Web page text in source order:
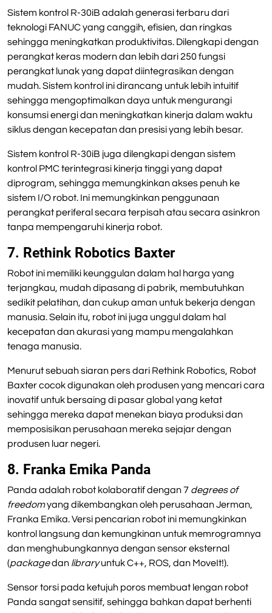
Sistem kontrol R-30iB adalah generasi terbaru dari
teknologi FANUC yang canggih, efisien, dan ringkas
sehingga meningkatkan produktivitas. Dilengkapi dengan
perangkat keras modern dan lebih dari 250 fungsi
perangkat lunak yang dapat diintegrasikan dengan
mudah. Sistem kontrol ini dirancang untuk lebih intuitif
sehingga mengoptimalkan daya untuk mengurangi
konsumsi energi dan meningkatkan kinerja dalam waktu
siklus dengan kecepatan dan presisi yang lebih besar.
Sistem kontrol R-30iB juga dilengkapi dengan sistem
kontrol PMC terintegrasi kinerja tinggi yang dapat
diprogram, sehingga memungkinkan akses penuh ke
sistem I/O robot. Ini memungkinkan penggunaan
perangkat periferal secara terpisah atau secara asinkron
tanpa mempengaruhi kinerja robot.
7. Rethink Robotics Baxter
Robot ini memiliki keunggulan dalam hal harga yang
terjangkau, mudah dipasang di pabrik, membutuhkan
sedikit pelatihan, dan cukup aman untuk bekerja dengan
manusia. Selain itu, robot ini juga unggul dalam hal
kecepatan dan akurasi yang mampu mengalahkan
tenaga manusia.
Menurut sebuah siaran pers dari Rethink Robotics, Robot
Baxter cocok digunakan oleh produsen yang mencari cara
inovatif untuk bersaing di pasar global yang ketat
sehingga mereka dapat menekan biaya produksi dan
memposisikan perusahaan mereka sejajar dengan
produsen luar negeri.
8. Franka Emika Panda
Panda adalah robot kolaboratif dengan 7 degrees of
freedomyang dikembangkan oleh perusahaan Jerman,
Franka Emika. Versi pencarian robot ini memungkinkan
kontrol langsung dan kemungkinan untuk memrogramnya
dan menghubungkannya dengan sensor eksternal
(packagedan libraryuntuk C++, ROS, dan MoveIt!).
Sensor torsi pada ketujuh poros membuat lengan robot
Panda sangat sensitif, sehingga bahkan dapat berhenti